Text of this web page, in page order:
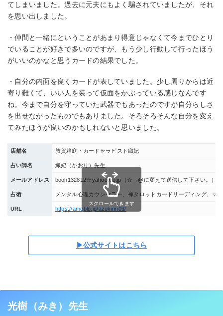
てしまいました。過去に元夫にもよく騙されていましたが、それ
を思い出しました。
・仲間と一緒にということがあまり得意じゃなくて今までひとり
でいることが好きで多いのですが、もう少し行動して行ったほう
がいいのかなと思うカードの結果でした。
・自分の内面を良くカードが表していました。少し周りからは近
寄り難くて、いい人を装って仮面をかぶっている感じなんです
ね。今まで自分を守っていた武器でもあったのですが自分らしさ
を出せなかったものでもありました。そろそろそんな自分を変え
てみたほうが良いのかもしれないと思いました。
店舗名 敦賀箱庭・カードセラピスト織妃
占い師名 織妃（かおり）先生
メールアドレス booh132812☆yahoo.co.jp（☆→@に変えて送信して下さい。）
占術 メンタル心理カウンセラー、禅タロットカードリーディング、
URL https://ameblo.jp/azukirin03/
スクロールできます
▶公式サイトはこちら
光樹（みき）先生